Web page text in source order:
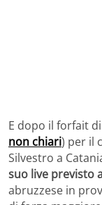
E dopo il forfait di
non chiari) per il
Silvestro a
suo live previsto
abruzzese in